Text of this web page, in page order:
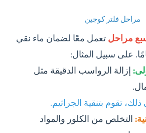
مراحل فلتر كوجين
مراحلتعمل معًا لضمان ماء نقي
على سبيل المثال:
إزالة الرواسب الدقيقة مثل
ذلك، تقوم بتنقية الجراثيم.
التخلص من الكلور والمواد